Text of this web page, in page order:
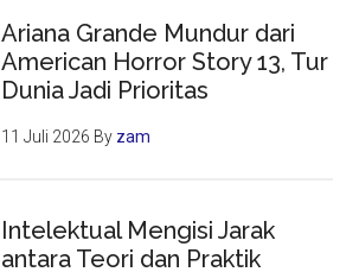
Ariana Grande Mundur dari
American Horror Story 13, Tur
Dunia Jadi Prioritas
11 Juli 2026 By zam
Intelektual Mengisi Jarak
antara Teori dan Praktik